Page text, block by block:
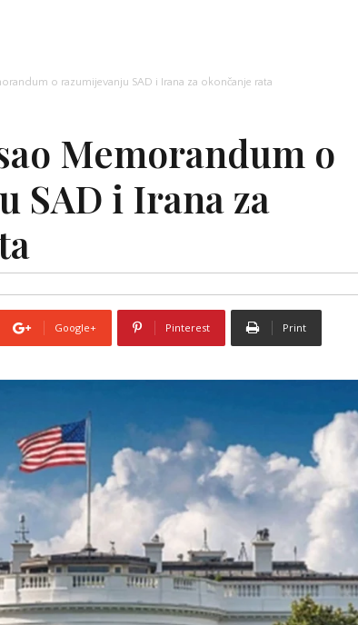
o razumijevanju SAD i Irana za okončanje rata
Memorandum o
SAD i Irana za
Google+ Pinterest Print